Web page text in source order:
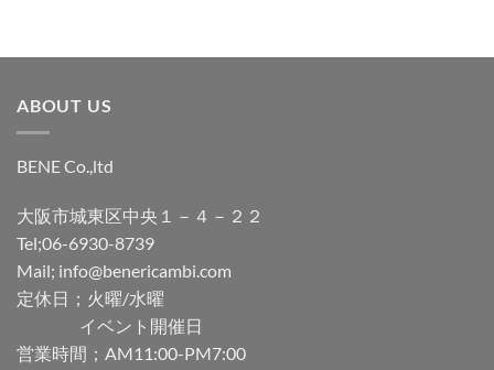
ABOUT US
BENE Co.,ltd
大阪市城東区中央１－４－２２
Tel;06-6930-8739
Mail; info@benericambi.com
定休日；火曜/水曜
イベント開催日
営業時間；AM11:00-PM7:00